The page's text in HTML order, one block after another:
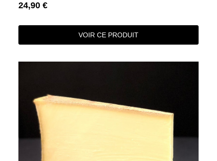
24,90 €
VOIR CE PRODUIT